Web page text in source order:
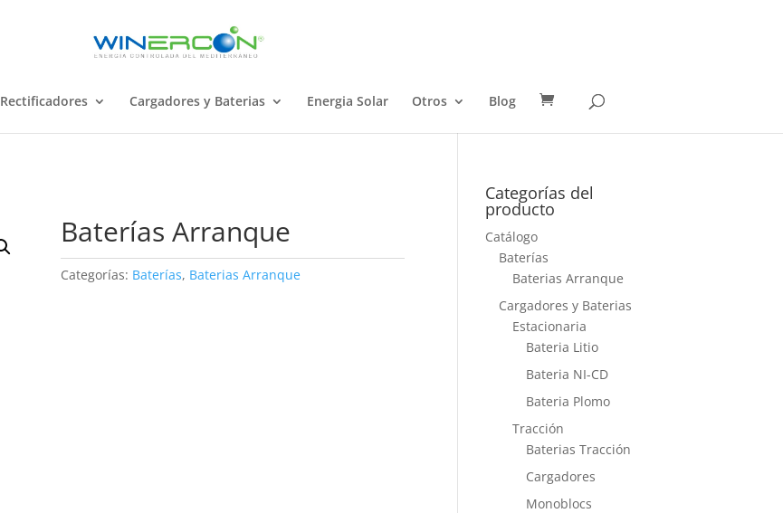
Rectificadores Cargadores y Baterias Energia Solar Otros Blog
Baterías Arranque
Categorías: Baterías, Baterias Arranque
Categorías del
producto
Catálogo
Baterías
Baterias Arranque
Cargadores y Baterias
Estacionaria
Bateria Litio
Bateria NI-CD
Bateria Plomo
Tracción
Baterias Tracción
Cargadores
Monoblocs